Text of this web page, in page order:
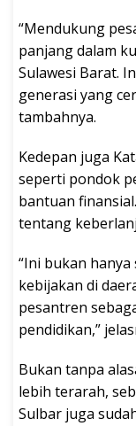
“Mendukung
panjang dalam
Sulawesi Barat.
generasi yang
tambahnya.
Kedepan juga
seperti pondok
bantuan
tentang
“Ini bukan
kebijakan di
pesantren
pendidikan,”
Bukan tanpa
lebih terarah,
Sulbar juga